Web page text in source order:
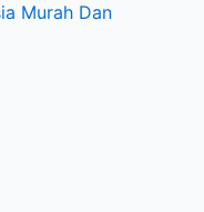
Murah Dan